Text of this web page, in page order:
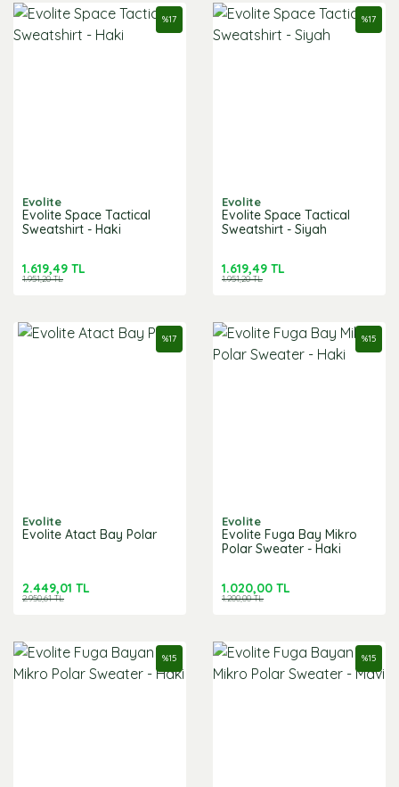
Evolite
Evolite Space Tactical
Sweatshirt - Haki
%17
1.619,49 TL
1.951,20 TL
Evolite
Evolite Space Tactical
Sweatshirt - Siyah
%17
1.619,49 TL
1.951,20 TL
Evolite
Evolite Atact Bay Polar
%17
2.449,01 TL
2.950,61 TL
Evolite
Evolite Fuga Bay Mikro
Polar Sweater - Haki
%15
1.020,00 TL
1.200,00 TL
%15 %15